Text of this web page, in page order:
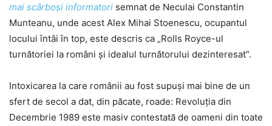
mai scârboși informatori semnat de Neculai Constantin
Munteanu, unde acest Alex Mihai Stoenescu, ocupantul
locului întâi în top, este descris ca „Rolls Royce-ul
turnătoriei la români şi idealul turnătorului dezinteresat”.
Intoxicarea la care românii au fost supuși mai bine de un
sfert de secol a dat, din păcate, roade: Revoluția din
Decembrie 1989 este masiv contestată de oameni din toate